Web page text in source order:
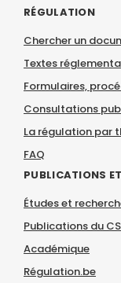
RÉGULATION
Chercher un
Textes
Formulaires,
Consultations
La régulation par
FAQ
PUBLICATIONS
Études et
Publications du
Académique
Régulation.be